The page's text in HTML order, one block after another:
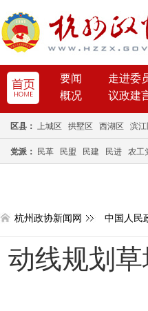
要闻 走进委
概况
议政建
区县： 上城区 拱墅区 西湖区 滨江
党派： 民革 民盟 民建 民进 农工
杭州政协新闻网 中国人民
动线规划